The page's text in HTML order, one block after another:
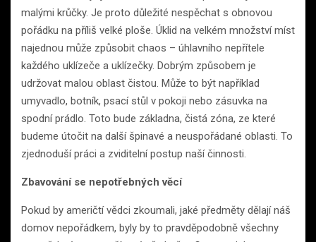
malými krůčky. Je proto důležité nespěchat s obnovou
pořádku na příliš velké ploše. Úklid na velkém množství míst
najednou může způsobit chaos – úhlavního nepřítele
každého uklízeče a uklízečky. Dobrým způsobem je
udržovat malou oblast čistou. Může to být například
umyvadlo, botník, psací stůl v pokoji nebo zásuvka na
spodní prádlo. Toto bude základna, čistá zóna, ze které
budeme útočit na další špinavé a neuspořádané oblasti. To
zjednoduší práci a zviditelní postup naší činnosti.
Zbavování se nepotřebných věcí
Pokud by američtí vědci zkoumali, jaké předměty dělají náš
domov nepořádkem, byly by to pravděpodobně všechny